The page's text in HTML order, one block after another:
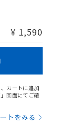
¥ 1,590
カートに追加
画面にてご確
トをみる